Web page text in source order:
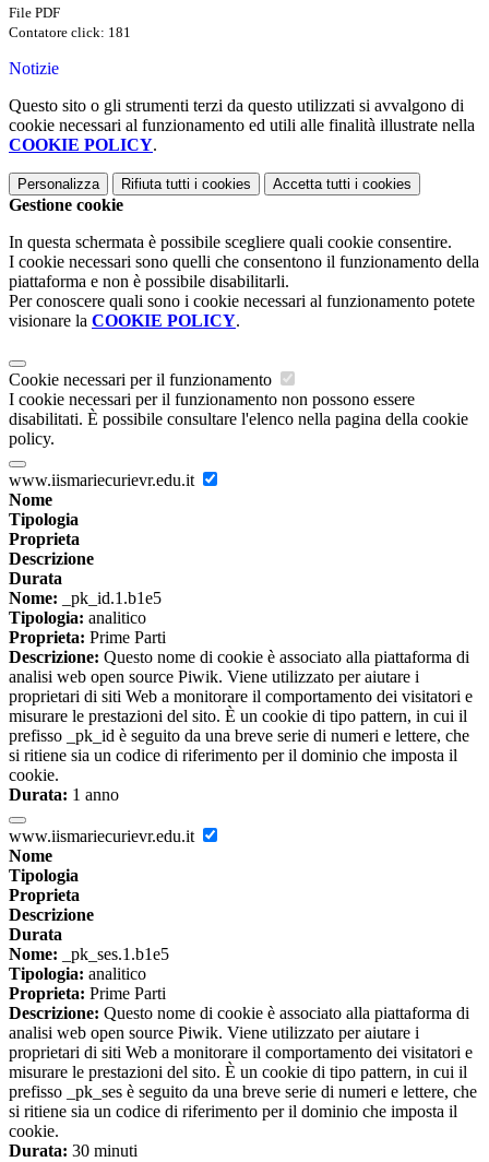
File PDF
Contatore click: 181
Notizie
Questo sito o gli strumenti terzi da questo utilizzati si avvalgono di
cookie necessari al funzionamento ed utili alle finalità illustrate nella
COOKIE POLICY.
Personalizza Rifiuta tutti i cookies Accetta tutti i cookies
Gestione cookie
In questa schermata è possibile scegliere quali cookie consentire.
I cookie necessari sono quelli che consentono il funzionamento della
piattaforma e non è possibile disabilitarli.
Per conoscere quali sono i cookie necessari al funzionamento potete
visionare la COOKIE POLICY.
Cookie necessari per il funzionamento
I cookie necessari per il funzionamento non possono essere
disabilitati. È possibile consultare l'elenco nella pagina della cookie
policy.
www.iismariecurievr.edu.it
Nome
Tipologia
Proprieta
Descrizione
Durata
Nome: _pk_id.1.b1e5
Tipologia: analitico
Proprieta: Prime Parti
Descrizione: Questo nome di cookie è associato alla piattaforma di
analisi web open source Piwik. Viene utilizzato per aiutare i
proprietari di siti Web a monitorare il comportamento dei visitatori e
misurare le prestazioni del sito. È un cookie di tipo pattern, in cui il
prefisso _pk_id è seguito da una breve serie di numeri e lettere, che
si ritiene sia un codice di riferimento per il dominio che imposta il
cookie.
Durata: 1 anno
www.iismariecurievr.edu.it
Nome
Tipologia
Proprieta
Descrizione
Durata
Nome: _pk_ses.1.b1e5
Tipologia: analitico
Proprieta: Prime Parti
Descrizione: Questo nome di cookie è associato alla piattaforma di
analisi web open source Piwik. Viene utilizzato per aiutare i
proprietari di siti Web a monitorare il comportamento dei visitatori e
misurare le prestazioni del sito. È un cookie di tipo pattern, in cui il
prefisso _pk_ses è seguito da una breve serie di numeri e lettere, che
si ritiene sia un codice di riferimento per il dominio che imposta il
cookie.
Durata: 30 minuti